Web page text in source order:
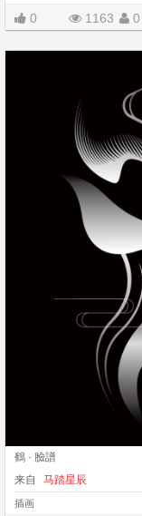
0 1163 0
鶴 · 臉譜
来自
马踏星辰
插画